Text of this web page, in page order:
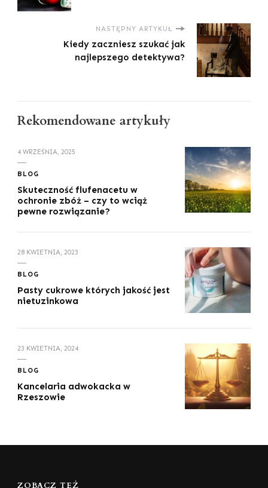
NASTĘPNY ARTYKUŁ
Kiedy zaczniesz szukać jak
najlepszego detektywa?
Rekomendowane artykuły
4 WRZEŚNIA, 2025
BLOG
Skuteczność flufenacetu w
ochronie zbóż – czy to wciąż
pewne rozwiązanie?
28 KWIETNIA, 2023
BLOG
Pasty cukrowe których jakość jest
nietuzinkowa
23 KWIETNIA, 2024
BLOG
Kancelaria adwokacka w
Rzeszowie
ZOBACZ TEŻ